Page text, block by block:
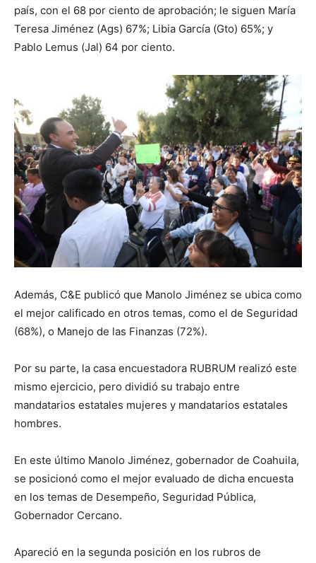
país, con el 68 por ciento de aprobación; le siguen María
Teresa Jiménez (Ags) 67%; Libia García (Gto) 65%; y
Pablo Lemus (Jal) 64 por ciento.
Además, C&E publicó que Manolo Jiménez se ubica como
el mejor calificado en otros temas, como el de Seguridad
(68%), o Manejo de las Finanzas (72%).
Por su parte, la casa encuestadora RUBRUM realizó este
mismo ejercicio, pero dividió su trabajo entre
mandatarios estatales mujeres y mandatarios estatales
hombres.
En este último Manolo Jiménez, gobernador de Coahuila,
se posicionó como el mejor evaluado de dicha encuesta
en los temas de Desempeño, Seguridad Pública,
Gobernador Cercano.
Apareció en la segunda posición en los rubros de